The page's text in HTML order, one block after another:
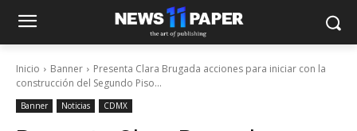
Inicio Banner
Presenta Clara Brugada acciones para iniciar con la
construcción del Segundo Piso...
Banner Noticias CDMX